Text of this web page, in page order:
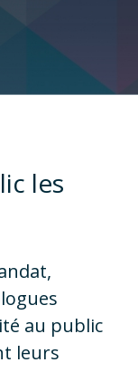
les
au public
leurs